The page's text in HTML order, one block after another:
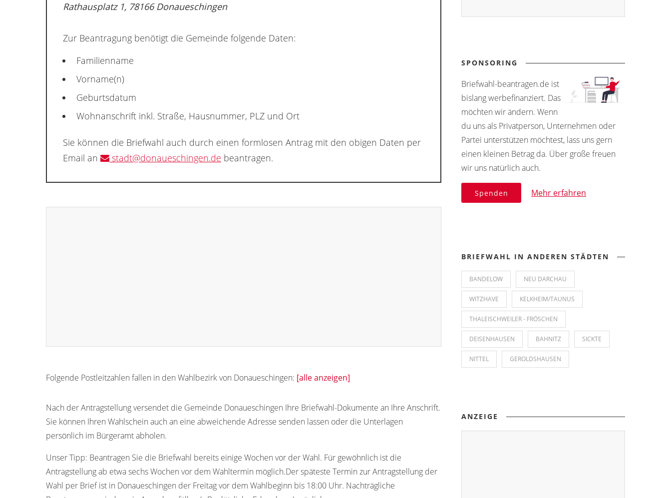
Rathausplatz 1, 78166 Donaueschingen
Zur Beantragung benötigt die Gemeinde folgende Daten:
Familienname
Vorname(n)
Geburtsdatum
Wohnanschrift inkl. Straße, Hausnummer, PLZ und Ort
Sie können die Briefwahl auch durch einen formlosen Antrag mit den obigen Daten per
Email an
stadt@donaueschingen.de beantragen.
Folgende Postleitzahlen fallen in den Wahlbezirk von Donaueschingen: [alle anzeigen]
Nach der Antragstellung versendet die Gemeinde Donaueschingen Ihre Briefwahl-Dokumente an Ihre Anschrift.
Sie können Ihren Wahlschein auch an eine abweichende Adresse senden lassen oder die Unterlagen
persönlich im Bürgeramt abholen.
Unser Tipp: Beantragen Sie die Briefwahl bereits einige Wochen vor der Wahl. Für gewöhnlich ist die
Antragstellung ab etwa sechs Wochen vor dem Wahltermin möglich.Der späteste Termin zur Antragstellung der
Wahl per Brief ist in Donaueschingen der Freitag vor dem Wahlbeginn bis 18:00 Uhr. Nachträgliche
SPONSORING
Briefwahl-beantragen.de ist
bislang werbefinanziert. Das
möchten wir ändern. Wenn
du uns als Privatperson, Unternehmen oder
Partei unterstützen möchtest, lass uns gern
einen kleinen Betrag da. Über große freuen
wir uns natürlich auch.
Spenden Mehr erfahren
BRIEFWAHL IN ANDEREN STÄDTEN
BANDELOW NEU DARCHAU
WITZHAVE KELKHEIM/TAUNUS
THALEISCHWEILER - FRÖSCHEN
DEISENHAUSEN BAHNITZ SICKTE
NITTEL GEROLDSHAUSEN
ANZEIGE